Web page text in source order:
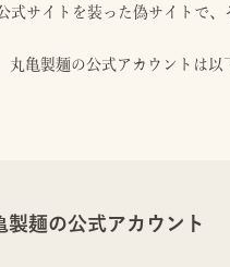
式サイトを装った偽サイトで
丸亀製麺の公式アカウントは
製麺の公式アカウント